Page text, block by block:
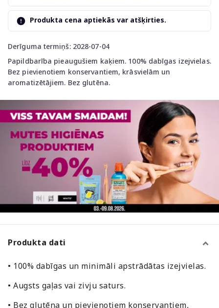
Derīguma termiņš: 2028-07-04
Papildbarība pieaugušiem kaķiem. 100% dabīgas izejvielas.
Bez pievienotiem konservantiem, krāsvielām un
aromatizētājiem. Bez glutēna.
Produkta cena aptiekās var atšķirties.
Produkta dati
• 100% dabīgas un minimāli apstrādātas izejvielas.
• Augsts gaļas vai zivju saturs.
• Bez glutēna un pievienotiem konservantiem,